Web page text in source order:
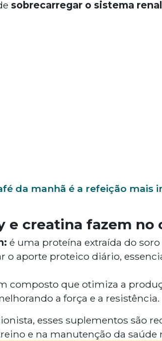
sobrecarregar o sistema renal
da manhã é a refeição mais
e creatina fazem no
é uma proteína extraída do
o aporte proteico diário,
composto que otimiza a
a força e a resistência.
esses suplementos são
e na manutenção da saúde